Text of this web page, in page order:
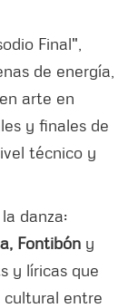
Final",
de energía,
arte en
y finales de
técnico y
danza:
Fontibón y
y líricas que
cultural entre